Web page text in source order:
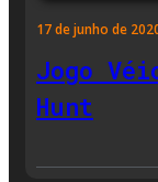
17 de junho de
Jogo
Hunt